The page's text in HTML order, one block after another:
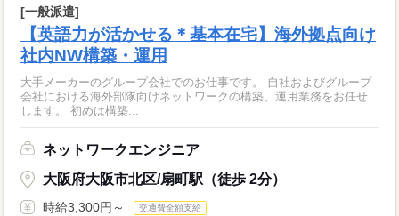
[一般派遣]
【英語力が活かせる＊基本在宅】海外拠点向け
社内NW構築・運用
大手メーカーのグループ会社でのお仕事です。 自社およびグループ
会社における海外部隊向けネットワークの構築、運用業務をお任せ
します。 初めは構築...
ネットワークエンジニア
大阪府大阪市北区/扇町駅（徒歩 2分）
時給3,300円～ 交通費全額支給